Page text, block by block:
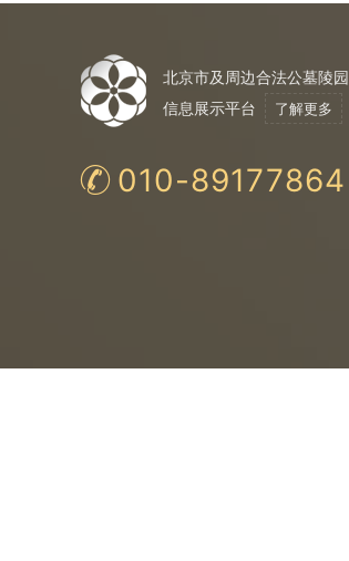
北京市及周边合法公墓陵园
信息展示平台
了解更多
010-89177864